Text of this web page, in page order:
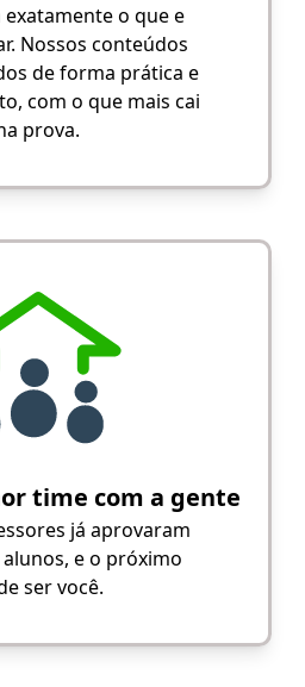
exatamente o que e
Nossos conteúdos
de forma prática e
com o que mais cai
prova.
time com a gente
já aprovaram
e o próximo
ser você.